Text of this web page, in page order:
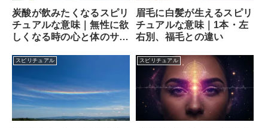
炭酸が飲みたくなるスピリ
チュアルな意味｜無性に欲
しくなる時の心と体のサイ
眉毛に白髪が生えるスピリ
チュアルな意味｜1本・左
右別、福毛との違い
スピリチュアル スピリチュアル